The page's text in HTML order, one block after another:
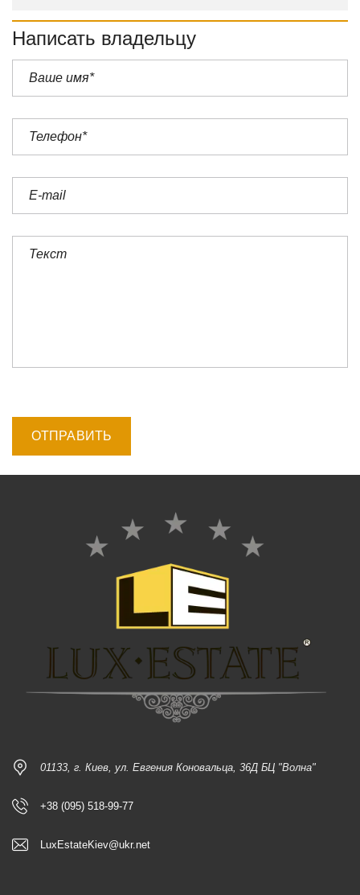
Написать владельцу
01133, г. Киев, ул. Евгения Коновальца, 36Д БЦ "Волна"
+38 (095) 518-99-77
LuxEstateKiev@ukr.net